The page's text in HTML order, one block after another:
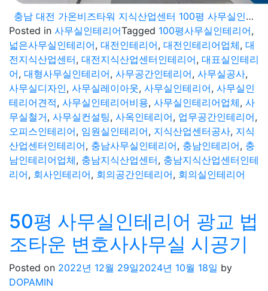
충남 대전 가온비즈타워 지식산업센터 100평 사무실인테리어 넓은 공간을 알차게
Posted in 사무실인테리어Tagged 100평사무실인테리어,
넓은사무실인테리어, 대전인테리어, 대전인테리어업체, 대
전지식산업센터, 대전지식산업센터인테리어, 대표실인테리
어, 대형사무실인테리어, 사무공간인테리어, 사무실공사,
사무실디자인, 사무실레이아웃, 사무실인테리어, 사무실인
테리어견적, 사무실인테리어비용, 사무실인테리어업체, 사
무실철거, 사무실컨설팅, 사옥인테리어, 업무공간인테리어,
오피스인테리어, 임원실인테리어, 지식산업센터공사, 지식
산업센터인테리어, 충남사무실인테리어, 충남인테리어, 충
남인테리어업체, 충남지식산업센터, 충남지식산업센터인테
리어, 회사인테리어, 회의공간인테리어, 회의실인테리어
50평 사무실인테리어 광교 법
조타운 변호사사무실 시공기
Posted on 2022년 12월 29일2024년 10월 18일 by
DOPAMIN